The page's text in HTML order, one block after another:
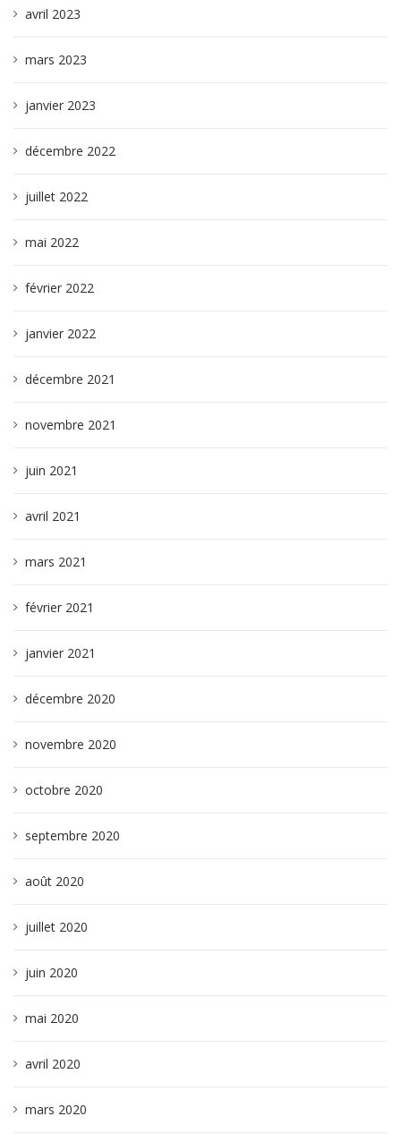
avril 2023
mars 2023
janvier 2023
décembre 2022
juillet 2022
mai 2022
février 2022
janvier 2022
décembre 2021
novembre 2021
juin 2021
avril 2021
mars 2021
février 2021
janvier 2021
décembre 2020
novembre 2020
octobre 2020
septembre 2020
août 2020
juillet 2020
juin 2020
mai 2020
avril 2020
mars 2020